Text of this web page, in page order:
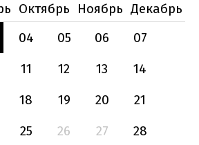
Октябрь Ноябрь Декабрь
04 05 06
07
11 12 13
14
18 19 20
21
25 26 27 28